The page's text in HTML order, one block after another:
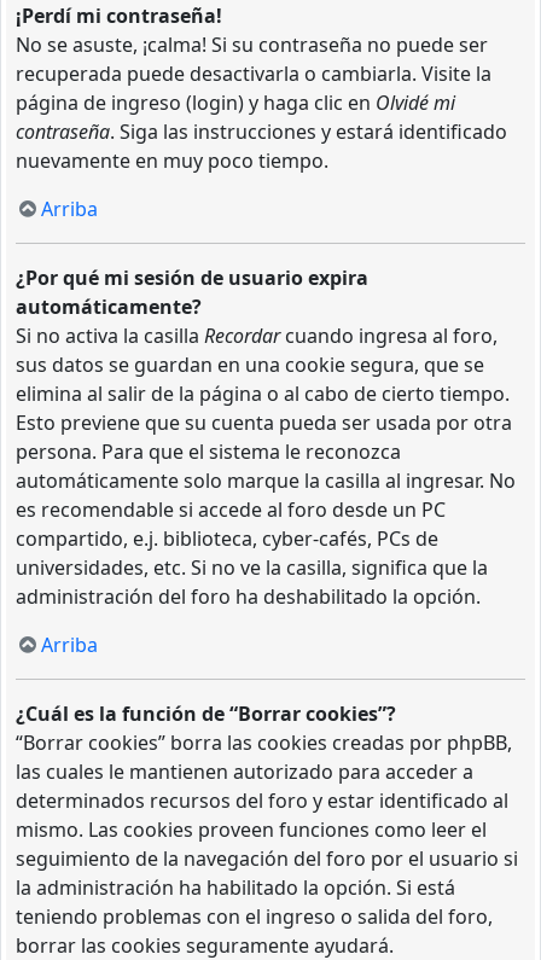
¡Perdí mi contraseña!
No se asuste, ¡calma! Si su contraseña no puede ser
recuperada puede desactivarla o cambiarla. Visite la
página de ingreso (login) y haga clic en Olvidé mi
contraseña. Siga las instrucciones y estará identificado
nuevamente en muy poco tiempo.
Arriba
¿Por qué mi sesión de usuario expira
automáticamente?
Si no activa la casilla Recordarcuando ingresa al foro,
sus datos se guardan en una cookie segura, que se
elimina al salir de la página o al cabo de cierto tiempo.
Esto previene que su cuenta pueda ser usada por otra
persona. Para que el sistema le reconozca
automáticamente solo marque la casilla al ingresar. No
es recomendable si accede al foro desde un PC
compartido, e.j. biblioteca, cyber-cafés, PCs de
universidades, etc. Si no ve la casilla, significa que la
administración del foro ha deshabilitado la opción.
Arriba
¿Cuál es la función de “Borrar cookies”?
“Borrar cookies” borra las cookies creadas por phpBB,
las cuales le mantienen autorizado para acceder a
determinados recursos del foro y estar identificado al
mismo. Las cookies proveen funciones como leer el
seguimiento de la navegación del foro por el usuario si
la administración ha habilitado la opción. Si está
teniendo problemas con el ingreso o salida del foro,
borrar las cookies seguramente ayudará.